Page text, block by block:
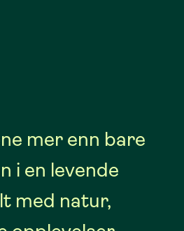
mer enn bare
i en levende
med natur,